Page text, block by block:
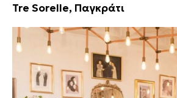
Tre Sorelle, Παγκράτι